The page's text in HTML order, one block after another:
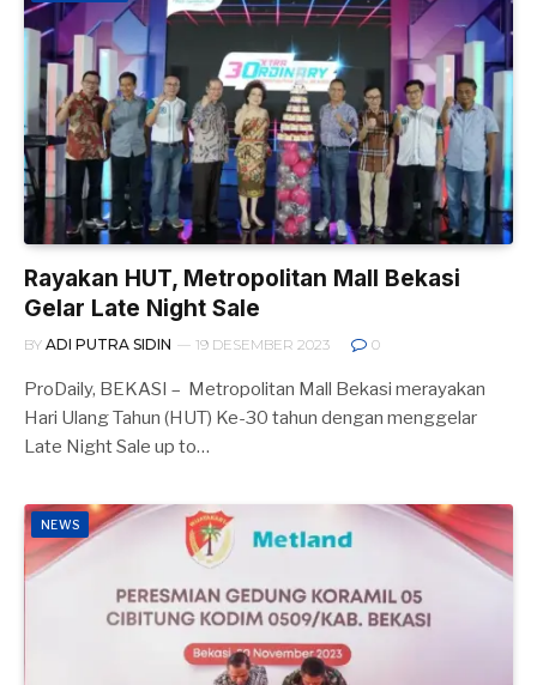
Rayakan HUT, Metropolitan Mall Bekasi
Gelar Late Night Sale
BY ADI PUTRA SIDIN 19 DESEMBER 2023 0
ProDaily, BEKASI – Metropolitan Mall Bekasi merayakan
Hari Ulang Tahun (HUT) Ke-30 tahun dengan menggelar
Late Night Sale up to…
NEWS